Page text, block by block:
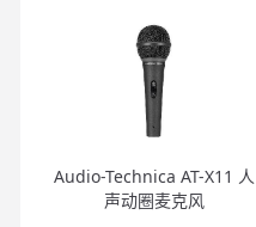
Audio-Technica AT-X11 人
声动圈麦克风